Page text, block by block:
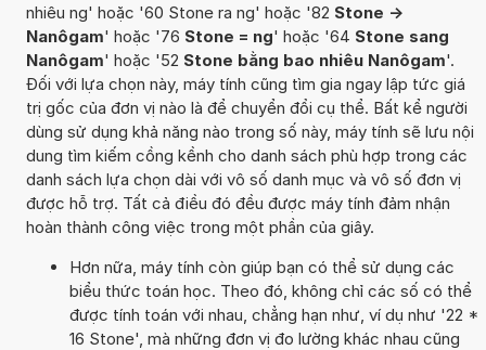
nhiêu ng' hoặc '60 Stone ra ng' hoặc '82 Stone ->
Nanôgam' hoặc '76 Stone = ng' hoặc '64 Stone sang
Nanôgam' hoặc '52 Stone bằng bao nhiêu Nanôgam'.
Đối với lựa chọn này, máy tính cũng tìm gia ngay lập tức giá
trị gốc của đơn vị nào là để chuyển đổi cụ thể. Bất kể người
dùng sử dụng khả năng nào trong số này, máy tính sẽ lưu nội
dung tìm kiếm cồng kềnh cho danh sách phù hợp trong các
danh sách lựa chọn dài với vô số danh mục và vô số đơn vị
được hỗ trợ. Tất cả điều đó đều được máy tính đảm nhận
hoàn thành công việc trong một phần của giây.
Hơn nữa, máy tính còn giúp bạn có thể sử dụng các
biểu thức toán học. Theo đó, không chỉ các số có thể
được tính toán với nhau, chẳng hạn như, ví dụ như '22 *
16 Stone', mà những đơn vị đo lường khác nhau cũng